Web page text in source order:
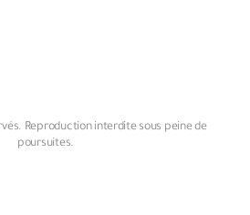
Reproduction interdite sous peine de
poursuites.